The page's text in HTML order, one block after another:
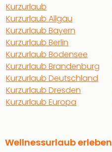
Kurzurlaub
Kurzurlaub Allgäu
Kurzurlaub Bayern
Kurzurlaub Berlin
Kurzurlaub Bodensee
Kurzurlaub Brandenburg
Kurzurlaub Deutschland
Kurzurlaub Dresden
Kurzurlaub Europa
Wellnessurlaub erleben